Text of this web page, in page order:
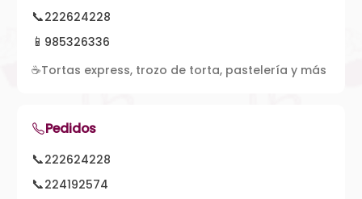
📞222624228
📱 985326336
☕Tortas express, trozo de torta, pastelería y más
Pedidos
📞222624228
📞224192574